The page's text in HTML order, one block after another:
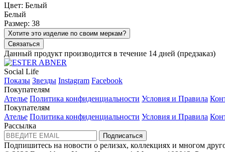
Цвет: Белый
Белый
Размер: 38
Хотите это изделие по своим меркам?
Связаться
Данный продукт производится в течение 14 дней (предзаказ)
Social Life
Показы Звезды Instagram Facebook
Покупателям
Ателье Политика конфиденциальности Условия и Правила
Покупателям
Ателье Политика конфиденциальности Условия и Правила
Рассылка
Подписаться
Подпишитесь на новости о релизах, коллекциях и многом